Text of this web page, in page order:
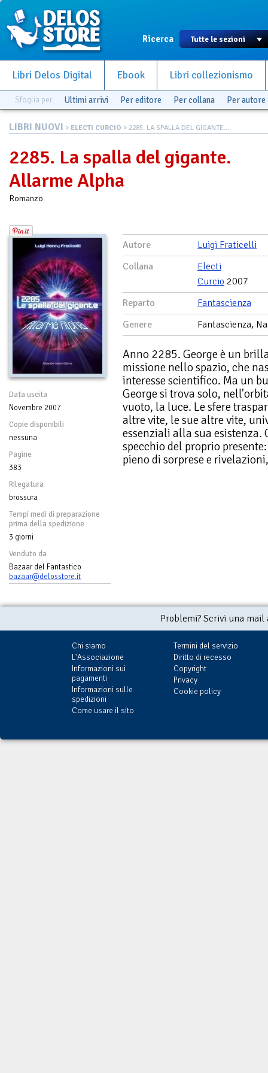
Ricerca
Libri Delos Digital Ebook Libri collezionismo
Sfoglia per Ultimi arrivi Per editore Per collana Per autore
LIBRI NUOVI > ELECTI CURCIO > 2285. LA SPALLA DEL GIGANTE....
2285. La spalla del gigante.
Allarme Alpha
Romanzo
Data uscita
Novembre 2007
Copie disponibili
nessuna
Pagine
383
Rilegatura
brossura
Tempi medi di preparazione
prima della spedizione
3 giorni
Venduto da
Bazaar del Fantastico
bazaar@delosstore.it
Autore
Luigi Fraticelli
Collana
Electi
Curcio 2007
Reparto
Fantascienza
Genere
Fantascienza,
Anno 2285. George è un
missione nello spazio, che
interesse scientifico. Ma un
George si trova solo,
vuoto, la luce. Le sfere
altre vite, le sue altre vite,
essenziali alla sua esistenza.
specchio del proprio
pieno di sorprese e
Problemi? Scrivi una
Chi siamo
L'Associazione
Informazioni sui
pagamenti
Informazioni sulle
spedizioni
Come usare il sito
Termini del servizio
Diritto di recesso
Copyright
Privacy
Cookie policy